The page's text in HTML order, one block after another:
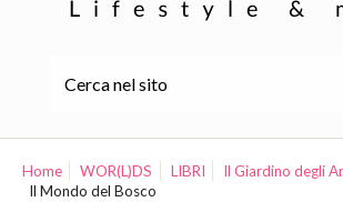
Home WOR(L)DS LIBRI
Il Giardino degli
Il Mondo del Bosco